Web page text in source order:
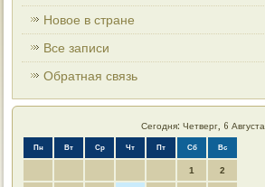
Новое в стране
Все записи
Обратная связь
Сегодня: Четверг, 6 Августа
Пн Вт Ср Чт Пт Сб Вс
1 2